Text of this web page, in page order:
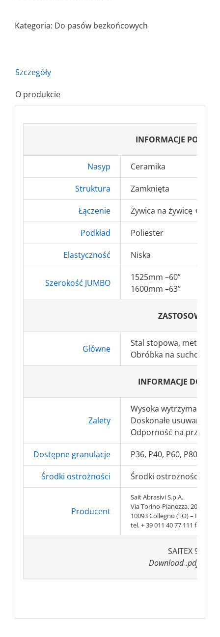
Kategoria: Do pasów bezkońcowych
Szczegóły
O produkcie
INFORMACJE
Nasyp Ceramika
Struktura Zamknięta
Łączenie Żywica na żywicę +
Podkład Poliester
Elastyczność Niska
Szerokość JUMBO
1525mm –60”
1600mm –63’’
Główne
Stal stopowa, metale
Obróbka na sucho.
INFORMACJE
Zalety
Wysoka wytrzymałość
Doskonałe usuwanie
Odporność na
Dostępne granulacje P36, P40, P60, P80,
Środki ostrożności Środki ostrożności BHP
Producent
Sait Abrasivi S.p.A..
Via Torino-Pianezza, 20
10093 Collegno (TO) – Italy
tel. + 39 011 40 77 111 fax. + 39
SAITEX 9S-H
Download .pdf (308